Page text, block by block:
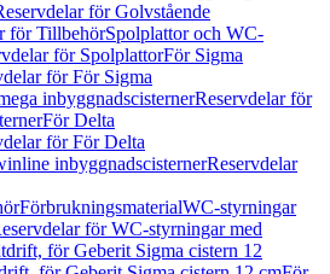
för Golvstående
för TillbehörSpolplattor och WC-
för SpolplattorFör Sigma
för För Sigma
inbyggnadscisternerReservdelar för
För Delta
för För Delta
inbyggnadscisternerReservdelar
FörbrukningsmaterialWC-styrningar
för WC-styrningar med
för Geberit Sigma cistern 12